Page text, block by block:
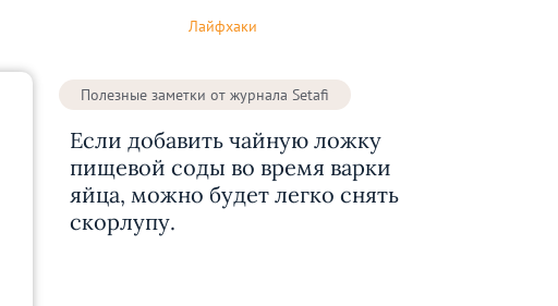
Лайфхаки
Полезные заметки от журнала Setafi